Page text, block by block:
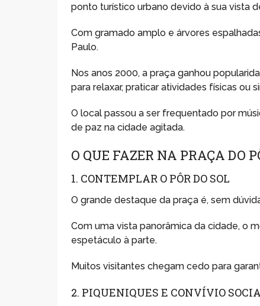
ponto turístico urbano devido à sua vista
Com gramado amplo e árvores
Paulo.
Nos anos 2000, a praça ganhou
para relaxar, praticar atividades físicas ou
O local passou a ser frequentado por
de paz na cidade agitada.
O QUE FAZER NA PRAÇA DO
1. CONTEMPLAR O PÔR DO SOL
O grande destaque da praça é, sem
Com uma vista panorâmica da cidade, o
espetáculo à parte.
Muitos visitantes chegam cedo para
2. PIQUENIQUES E CONVÍVIO